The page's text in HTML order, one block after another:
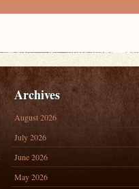
Archives
August 2026
July 2026
June 2026
May 2026